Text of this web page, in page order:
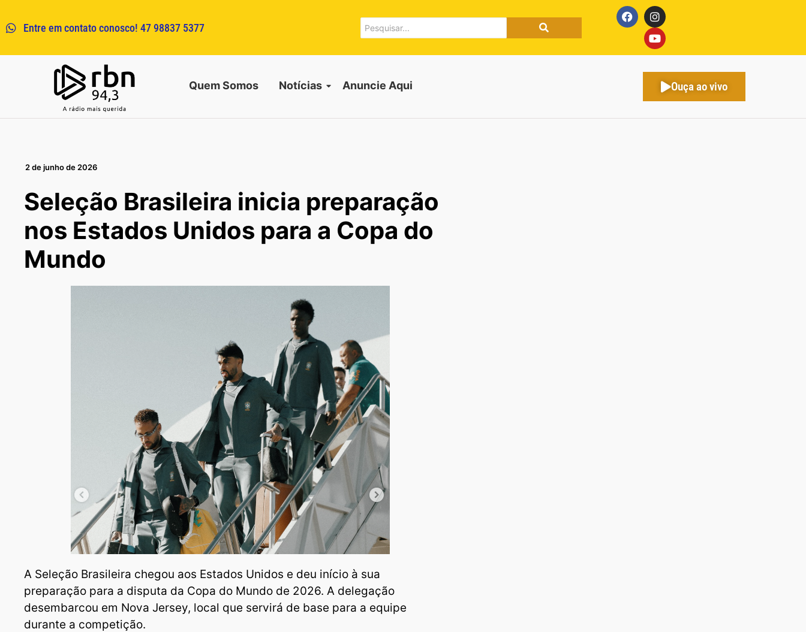
Entre em contato conosco! 47 98837 5377
Quem Somos Notícias Anuncie Aqui Ouça ao vivo
2 de junho de 2026
Seleção Brasileira inicia preparação
nos Estados Unidos para a Copa do
Mundo
A Seleção Brasileira chegou aos Estados Unidos e deu início à sua
preparação para a disputa da Copa do Mundo de 2026. A delegação
desembarcou em Nova Jersey, local que servirá de base para a equipe
durante a competição.